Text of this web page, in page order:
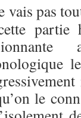
vais pas
partie
le